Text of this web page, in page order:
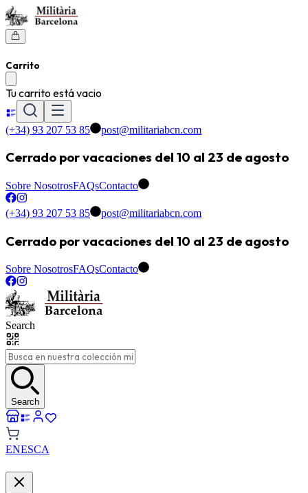
Carrito
Tu carrito está vacio
(+34) 93 207 53 85 post@militariabcn.com
Cerrado por vacaciones del 10 al 23 de agosto
Sobre NosotrosFAQsContacto
(+34) 93 207 53 85 post@militariabcn.com
Cerrado por vacaciones del 10 al 23 de agosto
Sobre NosotrosFAQsContacto
Search
Search
ENESCA